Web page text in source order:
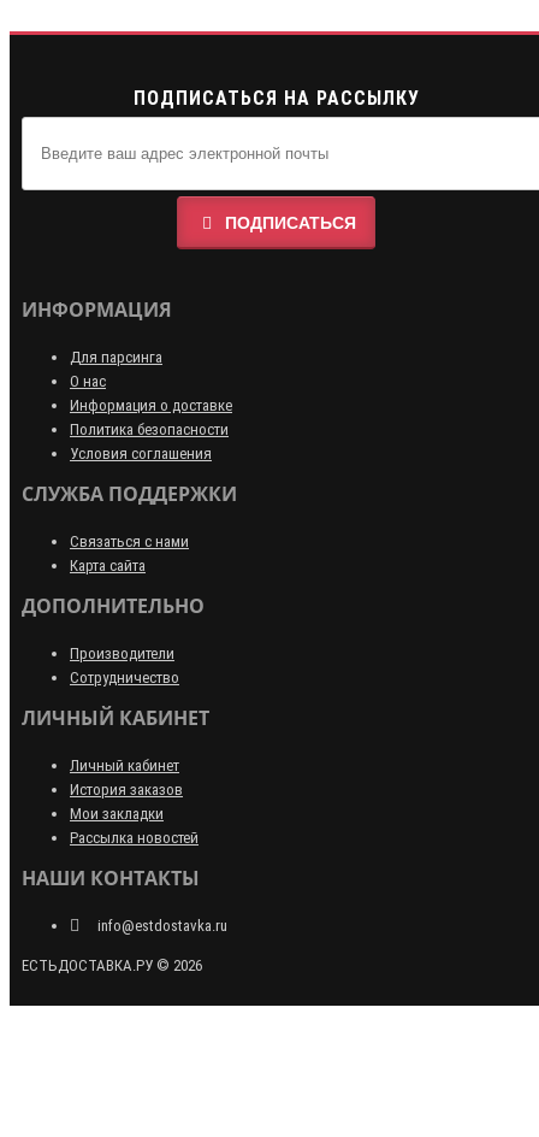
ПОДПИСАТЬСЯ НА РАССЫЛКУ
ПОДПИСАТЬСЯ
ИНФОРМАЦИЯ
Для парсинга
О нас
Информация о доставке
Политика безопасности
Условия соглашения
СЛУЖБА ПОДДЕРЖКИ
Связаться с нами
Карта сайта
ДОПОЛНИТЕЛЬНО
Производители
Сотрудничество
ЛИЧНЫЙ КАБИНЕТ
Личный кабинет
История заказов
Мои закладки
Рассылка новостей
НАШИ КОНТАКТЫ
info@estdostavka.ru
ЕСТЬДОСТАВКА.РУ © 2026